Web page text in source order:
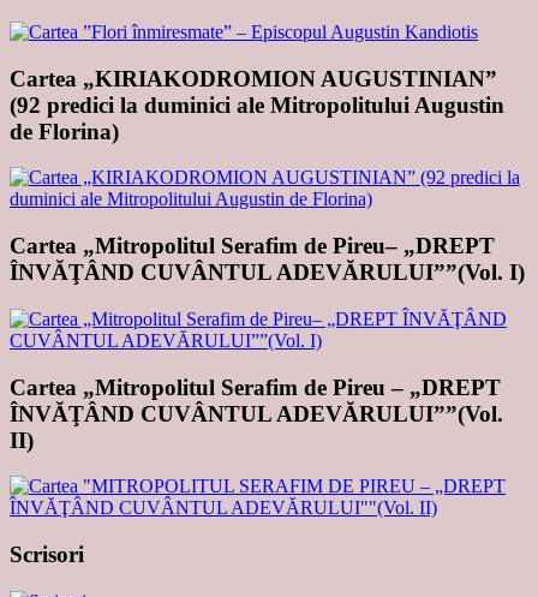
Cartea „KIRIAKODROMION AUGUSTINIAN”
(92 predici la duminici ale Mitropolitului Augustin
de Florina)
Cartea „Mitropolitul Serafim de Pireu– „DREPT
ÎNVĂŢÂND CUVÂNTUL ADEVĂRULUI””(Vol. I)
Cartea „Mitropolitul Serafim de Pireu – „DREPT
ÎNVĂŢÂND CUVÂNTUL ADEVĂRULUI””(Vol.
II)
Scrisori